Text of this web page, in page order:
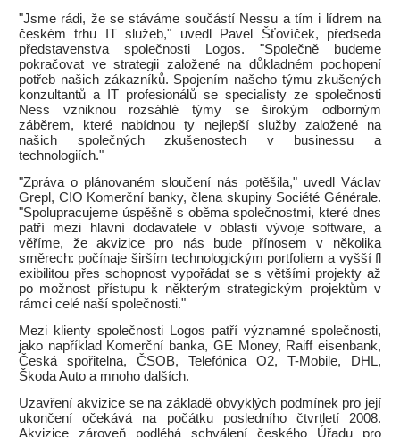
"Jsme rádi, že se stáváme součástí Nessu a tím i lídrem na
českém trhu IT služeb," uvedl Pavel Šťovíček, předseda
představenstva společnosti Logos. "Společně budeme
pokračovat ve strategii založené na důkladném pochopení
potřeb našich zákazníků. Spojením našeho týmu zkušených
konzultantů a IT profesionálů se specialisty ze společnosti
Ness vzniknou rozsáhlé týmy se širokým odborným
záběrem, které nabídnou ty nejlepší služby založené na
našich společných zkušenostech v businessu a
technologiích."
"Zpráva o plánovaném sloučení nás potěšila," uvedl Václav
Grepl, CIO Komerční banky, člena skupiny Société Générale.
"Spolupracujeme úspěšně s oběma společnostmi, které dnes
patří mezi hlavní dodavatele v oblasti vývoje software, a
věříme, že akvizice pro nás bude přínosem v několika
směrech: počínaje širším technologickým portfoliem a vyšší fl
exibilitou přes schopnost vypořádat se s většími projekty až
po možnost přístupu k některým strategickým projektům v
rámci celé naší společnosti."
Mezi klienty společnosti Logos patří významné společnosti,
jako například Komerční banka, GE Money, Raiff eisenbank,
Česká spořitelna, ČSOB, Telefónica O2, T-Mobile, DHL,
Škoda Auto a mnoho dalších.
Uzavření akvizice se na základě obvyklých podmínek pro její
ukončení očekává na počátku posledního čtvrtletí 2008.
Akvizice zároveň podléhá schválení českého Úřadu pro